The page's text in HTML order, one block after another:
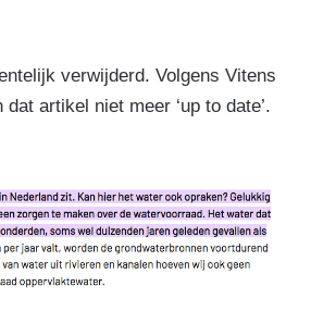
verwijderd. Volgens Vitens
artikel niet meer ‘up to date’.